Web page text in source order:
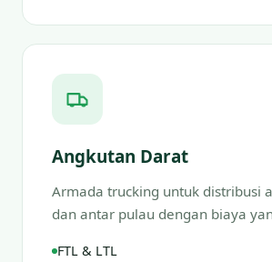
Angkutan Darat
Armada trucking untuk distribusi
dan antar pulau dengan biaya
FTL & LTL